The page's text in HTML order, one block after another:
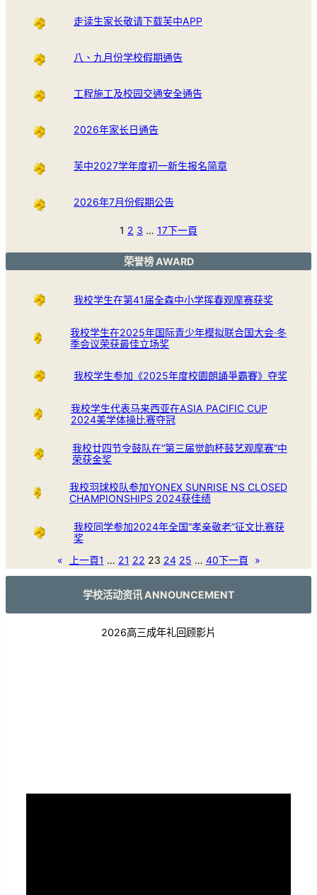
走读生家长敬请下载芙中APP
八、九月份学校假期通告
工程施工及校园交通安全通告
2026年家长日通告
芙中2027学年度初一新生报名简章
2026年7月份假期公告
1 2 3 … 17下一頁
荣誉榜 AWARD
我校学生在第41届全森中小学挥春观摩赛获奖
我校学生在2025年国际青少年模拟联合国大会·冬
季会议荣获最佳立场奖
我校学生参加《2025年度校園朗誦爭霸賽》夺奖
我校学生代表马来西亚在ASIA PACIFIC CUP
2024美学体操比赛夺冠
我校廿四节令鼓队在“第三届觉韵杯鼓艺观摩赛“中
荣获金奖
我校羽球校队参加YONEX SUNRISE NS CLOSED
CHAMPIONSHIPS 2024获佳绩
我校同学参加2024年全国“孝亲敬老”征文比赛获
奖
«
上一頁1 … 21 22 23 24 25 … 40下一頁 »
学校活动资讯 ANNOUNCEMENT
2026高三成年礼回顾影片